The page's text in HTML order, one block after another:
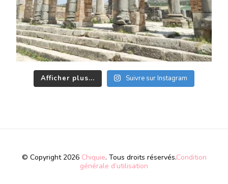
Afficher plus... Suivre sur Instagram
© Copyright 2026 Chiquie. Tous droits réservés.Condition
générale d’utilisation